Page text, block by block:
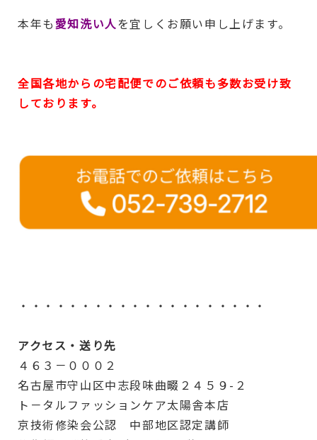
本年も愛知洗い人を宜しくお願い申し上げます。
全国各地からの宅配便でのご依頼も多数お受け致
しております。
・・・・・・・・・・・・・・・・・・・・
アクセス・送り先
４６３－０００２
名古屋市守山区中志段味曲畷２４５９-２
ト－タルファッションケア太陽舎本店
京技術修染会公認 中部地区認定講師